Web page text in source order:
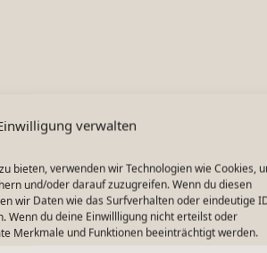
verwalten
bieten, verwenden wir Technologien wie Cookies,
und/oder darauf zuzugreifen. Wenn du diesen
wir Daten wie das Surfverhalten oder eindeutige
Wenn du deine Einwillligung nicht erteilst oder
Merkmale und Funktionen beeinträchtigt werden.